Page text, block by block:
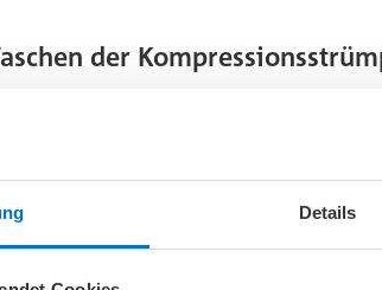
Details
der
Kompressionsstrümpfen: Es ist
um ihre Lebensdauer zu
Für die ideale Wäsche